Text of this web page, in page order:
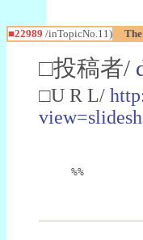
■22989 /inTopicNo.11)
□投稿者/
□U R L/
%%